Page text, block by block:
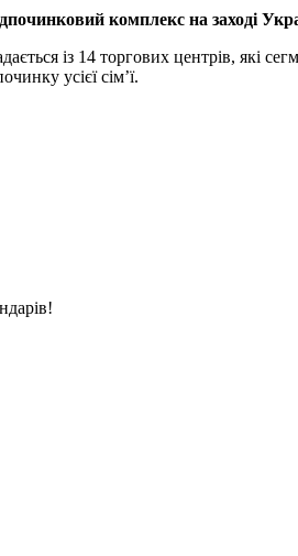
комплекс на заході
із 14 торгових центрів, які
усієї сім’ї.